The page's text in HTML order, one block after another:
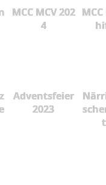
MCC MCV 202
4
Adventsfeier
2023